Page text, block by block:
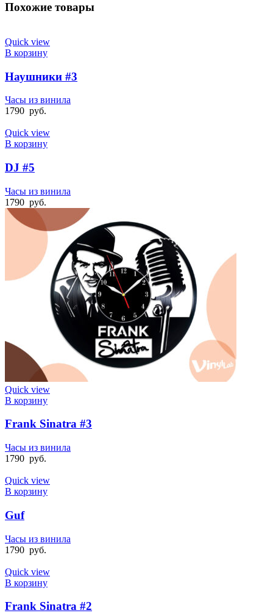
Похожие товары
Quick view
В корзину
Наушники #3
Часы из винила
1790 руб.
Quick view
В корзину
DJ #5
Часы из винила
1790 руб.
Quick view
В корзину
Frank Sinatra #3
Часы из винила
1790 руб.
Quick view
В корзину
Guf
Часы из винила
1790 руб.
Quick view
В корзину
Frank Sinatra #2